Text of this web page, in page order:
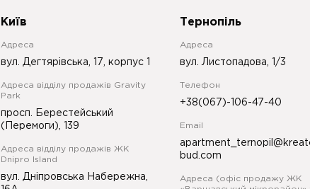
Київ
Адреса
вул. Дегтярівська, 17, корпус 1
Адреса відділу продажів Gravity
Park
просп. Берестейський
(Перемоги), 139
Адреса відділу продажів ЖК
Dnipro Island
вул. Дніпровська Набережна,
Тернопіль
Адреса
вул. Листопадова, 1/3
Телефон
+38(067)-106-47-40
Email
bud.com
Адреса (офіс продажу ЖК